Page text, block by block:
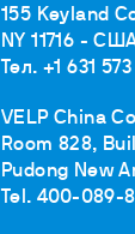
155 Keyland
NY 11716 -
Тел. +1 631
VELP China
Room 828,
Pudong New
Tel. 400-089-